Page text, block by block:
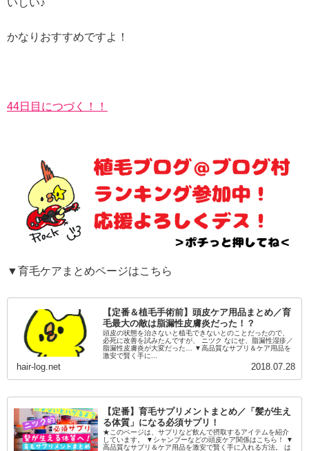
かなりおすすめですよ！
44日目につづく！！
▼育毛ケアまとめページはこちら
【定番＆植毛手術前】頭皮ケア用品まとめ／育
毛最大の敵は脂漏性皮膚炎だった！？
頭皮の状態を治さないと植毛できないとのことだったので、
必死に改善を試みたんですが、 ニツク なにせ、脂漏性湿疹／
脂漏性皮膚炎が大変だった… ▼高品質なサプリ＆ケア用品を
激安で賢く手に...
hair-log.net 2018.07.28
【定番】育毛サプリメントまとめ／「髪が生え
る体質」になる必須サプリ！
★このページは、サプリなど飲んで摂取するアイテムを紹介
しています。 ▼シャンプーなどの頭皮ケア関係はこちら！ ▼
高品質なサプリ＆ケア用品を激安で賢く手に入れる方法。 は